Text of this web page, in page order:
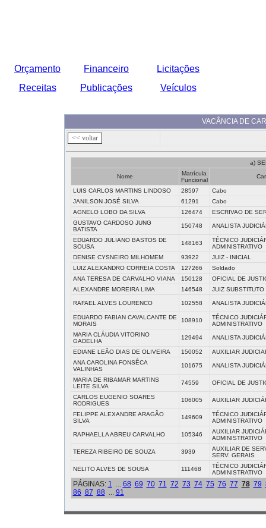
Orçamento Financeiro
Licitações
Receitas
Publicações Veículos
VACÂNCIA DE
a)
Nome
Matrícula
Funcional
LUIS CARLOS MARTINS LINDOSO 28597
Cabo
JANILSON JOSÉ SILVA
61291
Cabo
AGNELO LOBO DA SILVA
126474
ESCRIVAO DE
GUSTAVO CARDOSO JUNG
BATISTA
150748 ANALISTA
EDUARDO JULIANO BASTOS DE
SOUSA
148163
TÉCNICO
ADMINISTRATIVO
DENISE CYSNEIRO MILHOMEM
93922
JUIZ - INICIAL
LUIZ ALEXANDRO CORREIA COSTA
127266
Soldado
ANA TERESA DE CARVALHO VIANA
150128
OFICIAL DE
ALEXANDRE MOREIRA LIMA
146548 JUIZ SUBSTITUTO
RAFAEL ALVES LOURENCO 102558 ANALISTA
EDUARDO FABIAN CAVALCANTE DE
MORAIS
108910
TÉCNICO
ADMINISTRATIVO
MARIA CLÁUDIA VITORINO
GADELHA
129494 ANALISTA
EDIANE LEÃO DIAS DE OLIVEIRA 150052
AUXILIAR
ANA CAROLINA FONSÊCA
VALINHAS
101675 ANALISTA
MARIA DE RIBAMAR MARTINS
LEITE SILVA
74559 OFICIAL DE
CARLOS EUGENIO SOARES
RODRIGUES
106005 AUXILIAR
FELIPPE ALEXANDRE ARAGÃO
SILVA
149609
TÉCNICO
ADMINISTRATIVO
RAPHAELLA ABREU CARVALHO 105346
AUXILIAR
ADMINISTRATIVO
TEREZA RIBEIRO DE SOUZA 3939
AUXILIAR DE
SERV. GERAIS
NELITO ALVES DE SOUSA 111468
TÉCNICO
ADMINISTRATIVO
PÁGINAS: 1 ... 68 69 70 71 72 73 74 75 76 77 78 79
86 87 88 ... 91